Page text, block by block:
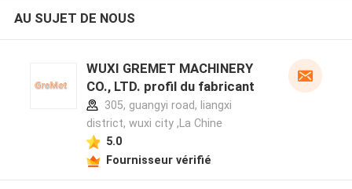
AU SUJET DE NOUS
WUXI GREMET MACHINERY
CO., LTD. profil du fabricant
305, guangyi road, liangxi
district, wuxi city ,La Chine
5.0
Fournisseur vérifié